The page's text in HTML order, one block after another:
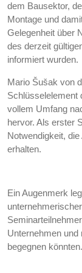
dem Bausektor,
Montage und
Gelegenheit über
des derzeit
informiert wurden.
Mario Šušak von
Schlüsselelement
vollem Umfang
hervor. Als erster
Notwendigkeit,
erhalten.
Ein Augenmerk
Unternehmen
begegnen könnten.